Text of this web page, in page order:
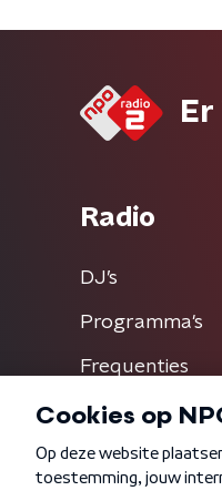
Radio
DJ’s
Programma's
Frequenties
Algemene